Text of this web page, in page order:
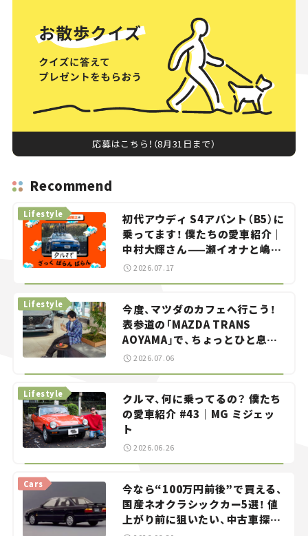
応募はこちら！（8月31日まで）
Recommend
初代アウディ S4アバント（B5）に
乗ってます！ 僕たちの愛車紹介｜
中村大輝さん——瀬イオナと嶋田
智之の「クルマでざっくばらんば
Lifestyle
2026.07.17
今度、マツダのカフェへ行こう！
表参道の「MAZDA TRANS
AOYAMA」で、ちょっとひと息。
——連載｜CCGとクルマでどうす
Lifestyle
2026.07.06
クルマ、何に乗ってるの？ 僕たち
の愛車紹介 #43｜MG ミジェッ
ト
Lifestyle
2026.06.26
今なら“100万円前後”で買える、
国産ネオクラシックカー5選！ 値
上がり前に狙いたい、中古車探し
Cars